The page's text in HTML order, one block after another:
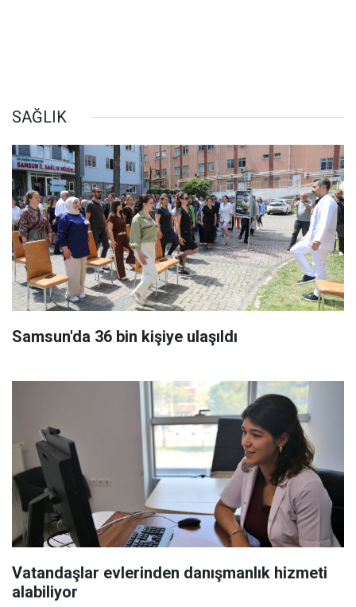
SAĞLIK
Samsun'da 36 bin kişiye ulaşıldı
Vatandaşlar evlerinden danışmanlık hizmeti
alabiliyor